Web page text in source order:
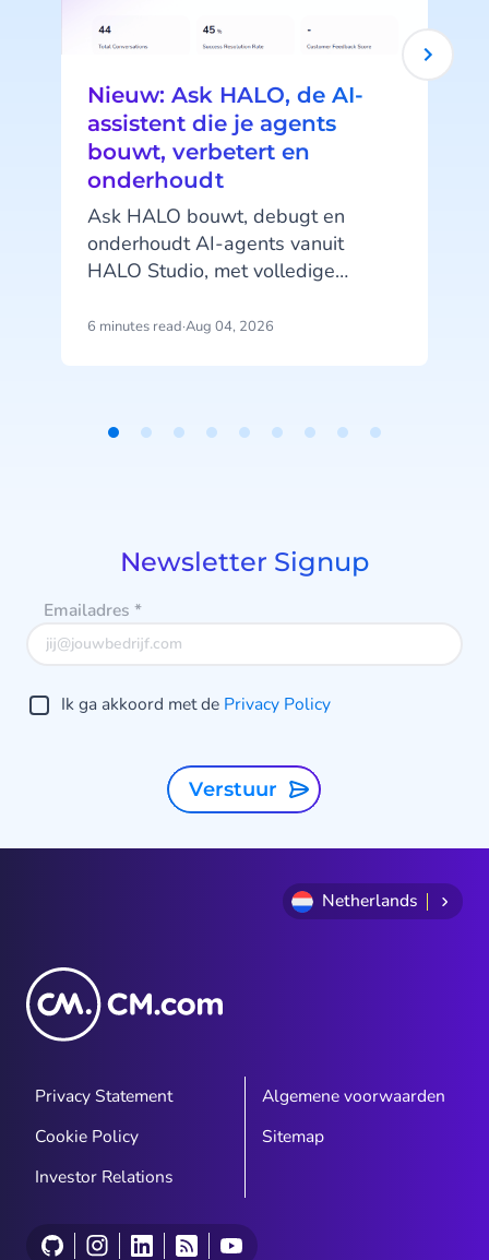
Nieuw: Ask HALO, de AI-
assistent die je agents
bouwt, verbetert en
onderhoudt
Ask HALO bouwt, debugt en
onderhoudt AI-agents vanuit
HALO Studio, met volledige
gespreksgeschiedenis. Ontdek hoe
6 minutes read·Aug 04, 2026
Newsletter Signup
Emailadres *
Ik ga akkoord met de Privacy Policy
Verstuur
Netherlands
Privacy Statement
Algemene voorwaarden
Cookie Policy
Sitemap
Investor Relations